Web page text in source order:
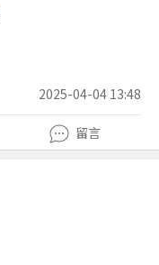
2025-04-04 13:48
留言